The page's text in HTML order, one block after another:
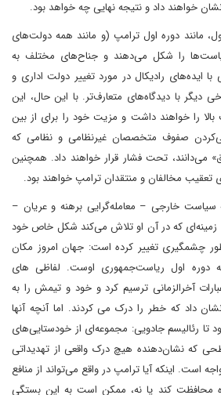
خواهند داد و نتیجه نهایی چه خواهد بود.
مانند دوره اول ترامپ (و مانند همه دولت‌های
را شکل می‌دهند و جناح‌های مختلف به
با ایده‌های رادیکال در مورد تغییر دولت اداری و
دیگر با دیدگاه‌های متعارف‌تر. با این حال، این
را خواهند داشت و مزیت خود را برای از بین
صفوف متخصصان غیرنظامی و نظامی که
می‌دانند، تحت فشار قرار خواهند داد. همچنین
مخالفان و منتقدان ترامپ خواهند بود.
سیاست خارجی – معامله‌گرایی برهنه و عریان –
زمینه‌ای که در آن او تلاش می‌کند شکل خاص خود
چشمگیری تغییر کرده است: جهان امروز مکان
دوره اول ریاست‌جمهوری اوست. لفاظی های
آخرالزمانی ترسیم کرد و خود و تیمش را به
داد که خطر را درک می کردند. اما آنچه آنها
بود تا رئالیسم جادویی: مجموعه‌ای از خودستایی‌های
که نشان‌دهنده هیچ درک واقعی از تهدیداتی
است. اینکه آیا ترامپ در واقع می‌تواند از منافع
محافظت کند یا نه، ممکن است به این بستگی